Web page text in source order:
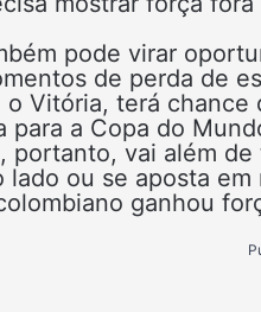
pode virar
de perda de
Vitória, terá
para a Copa do
portanto, vai além
ou se aposta
ganhou